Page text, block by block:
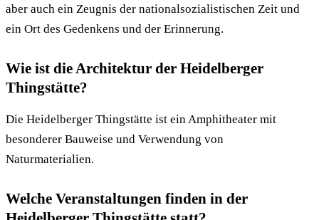
aber auch ein Zeugnis der nationalsozialistischen Zeit und
ein Ort des Gedenkens und der Erinnerung.
Wie ist die Architektur der Heidelberger
Thingstätte?
Die Heidelberger Thingstätte ist ein Amphitheater mit
besonderer Bauweise und Verwendung von
Naturmaterialien.
Welche Veranstaltungen finden in der